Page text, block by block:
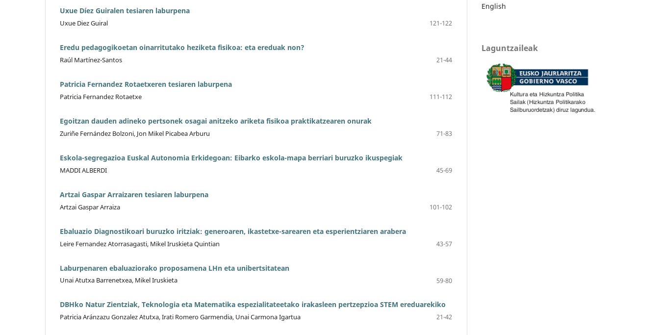
Uxue Díez Guiralen tesiaren laburpena
Uxue Diez Guiral 121-122
Eredu pedagogikoetan oinarritutako heziketa fisikoa: eta ereduak non?
Raúl Martínez-Santos 21-44
Patricia Fernandez Rotaetxeren tesiaren laburpena
Patricia Fernandez Rotaetxe 111-112
Egoitzan dauden adineko pertsonek osagai anitzeko ariketa fisikoa praktikatzearen onurak
Zuriñe Fernández Bolzoni, Jon Mikel Picabea Arburu 71-83
Eskola-segregazioa Euskal Autonomia Erkidegoan: Eibarko eskola-mapa berriari buruzko ikuspegiak
MADDI ALBERDI 45-69
Artzai Gaspar Arraizaren tesiaren laburpena
Artzai Gaspar Arraiza 101-102
Ebaluazio Diagnostikoari buruzko iritziak: generoaren, ikastetxe-sarearen eta esperientziaren arabera
Leire Fernandez Atorrasagasti, Mikel Iruskieta Quintian 43-57
Laburpenaren ebaluaziorako proposamena LHn eta unibertsitatean
Unai Atutxa Barrenetxea, Mikel Iruskieta 59-80
DBHko Natur Zientziak, Teknologia eta Matematika espezialitateetako irakasleen pertzepzioa STEM ereduarekiko
Patricia Aránzazu Gonzalez Atutxa, Irati Romero Garmendia, Unai Carmona Igartua 21-42
English
Laguntzaileak